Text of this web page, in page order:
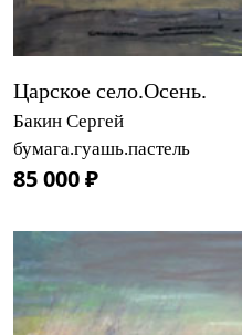
Царское село.Осень.
Бакин Сергей
бумага.гуашь.пастель
85 000 ₽